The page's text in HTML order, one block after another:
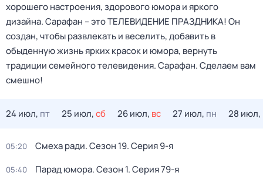
хорошего настроения, здорового юмора и яркого
дизайна. Сарафан – это ТЕЛЕВИДЕНИЕ ПРАЗДНИКА! Он
создан, чтобы развлекать и веселить, добавить в
обыденную жизнь ярких красок и юмора, вернуть
традиции семейного телевидения. Сарафан. Сделаем вам
смешно!
24 июл, пт 25 июл,сб 26 июл, вс 27 июл, пн 28 июл,
05:20 Смеха ради. Сезон 19. Серия 9-я
05:40 Парад юмора. Сезон 1. Серия 79-я